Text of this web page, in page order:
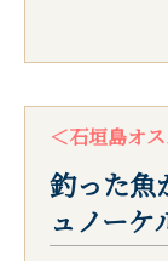
＜石垣島オ
釣った魚
ュノーケ